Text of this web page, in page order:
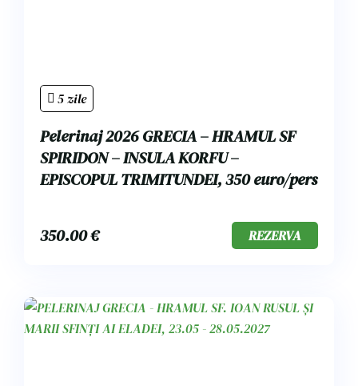
5 zile
Pelerinaj 2026 GRECIA – HRAMUL SF
SPIRIDON – INSULA KORFU –
EPISCOPUL TRIMITUNDEI, 350 euro/pers
350.00€ REZERVA